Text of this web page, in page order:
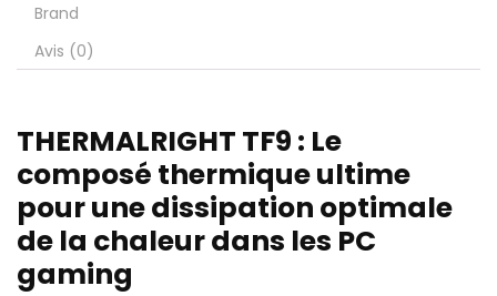
Brand
Avis (0)
THERMALRIGHT TF9 : Le
composé thermique ultime
pour une dissipation optimale
de la chaleur dans les PC
gaming